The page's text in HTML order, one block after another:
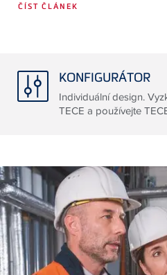
ČÍST ČLÁNEK
KONFIGURÁTOR
Individuální design.
TECE a používejte